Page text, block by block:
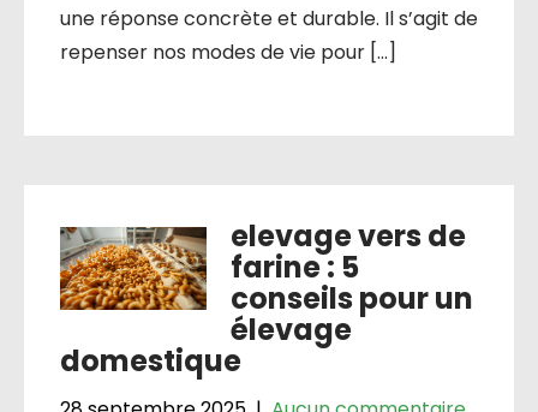
une réponse concrète et durable. Il s’agit de
repenser nos modes de vie pour […]
elevage vers de
farine : 5
conseils pour un
élevage
domestique